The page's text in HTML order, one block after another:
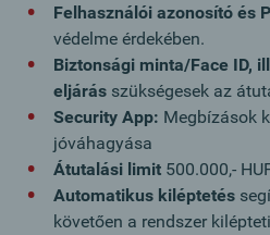
Felhasználói azonosító és
védelme érdekében.
Biztonsági minta/Face ID,
eljárás szükségesek az
Security App: Megbízások
jóváhagyása
Átutalási limit 500.000,-
Automatikus kiléptetés
követően a rendszer